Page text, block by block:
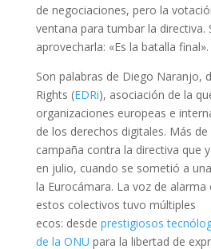
de negociaciones, pero la
ventana para tumbar la directiva.
aprovecharla: «Es la batalla final».
Son palabras de Diego Naranjo,
Rights (EDRi), asociación de la
organizaciones europeas e
de los derechos digitales. Más
campaña contra la directiva que
en julio, cuando se sometió a
la Eurocámara. La voz de
estos colectivos tuvo múltiples
ecos: desde prestigiosos
de la ONU para la libertad de